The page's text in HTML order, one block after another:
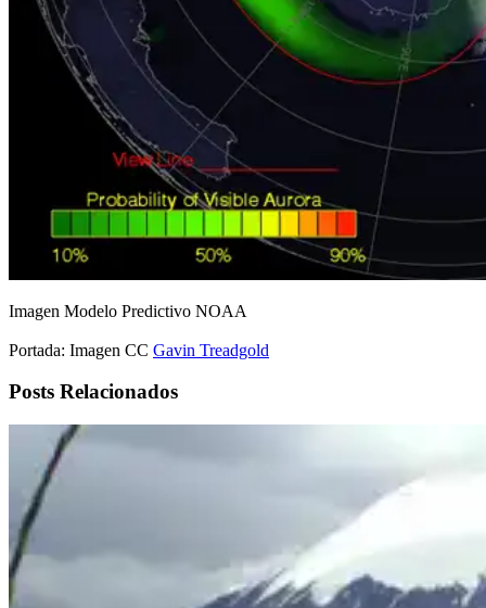
Imagen Modelo Predictivo NOAA
Portada: Imagen CC Gavin Treadgold
Posts Relacionados